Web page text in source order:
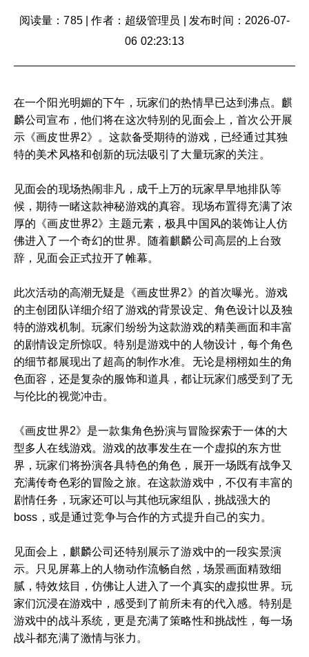
阅读量：785|作者：超级管理员
发布时间：2026-07-
06 02:23:13
在一个阳光明媚的下午，玩家们的热情早已达到沸点。麒
麟公司宣布，他们将在这次特别的见面会上，首次公开展
示《画皮世界2》。这款备受期待的游戏，已经通过其独
特的美术风格和创新的玩法吸引了大量玩家的关注。
见面会的现场热闹非凡，成千上万的玩家早早地排队等
候，期待一睹这款神秘游戏的真容。现场布置得充满了浓
厚的《画皮世界2》主题元素，极具中国风的装饰让人仿
佛进入了一个奇幻的世界。随着麒麟公司高层的上台致
辞，见面会正式拉开了帷幕。
此次活动的高潮无疑是《画皮世界2》的首次曝光。游戏
的主创团队详细介绍了游戏的背景设定、角色设计以及独
特的游戏机制。玩家们纷纷为这款游戏的精美画面和丰富
的剧情设定所惊叹。特别是游戏中的人物设计，每个角色
的细节都展现出了超高的制作水准。无论是栩栩如生的角
色面容，还是复杂的服饰和道具，都让玩家们感受到了无
与伦比的视觉冲击。
《画皮世界2》是一款集角色扮演与冒险探索于一体的大
型多人在线游戏。游戏的故事发生在一个虚拟的东方世
界，玩家们将扮演各具特色的角色，展开一场既有战争又
充满传奇色彩的冒险之旅。在这款游戏中，不仅有丰富的
剧情任务，玩家还可以与其他玩家组队，挑战强大的
boss，或是通过竞争与合作的方式提升自己的实力。
见面会上，麒麟公司还特别展示了游戏中的一段实景演
示。只见屏幕上的人物动作流畅自然，场景画面精致细
腻，特效炫目，仿佛让人进入了一个真实的虚拟世界。玩
家们沉浸在游戏中，感受到了前所未有的代入感。特别是
游戏中的战斗系统，更是充满了策略性和挑战性，每一场
战斗都充满了激情与张力。